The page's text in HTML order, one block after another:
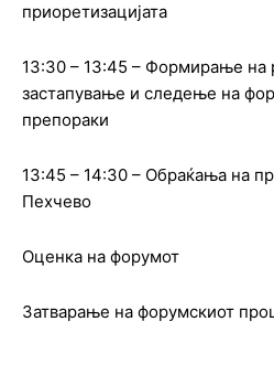
приоретизацијата
13:30 – 13:45 – Формирање на
застапување и следење на
препораки
13:45 – 14:30 – Обраќања на
Пехчево
Оценка на форумот
Затварање на форумскиот